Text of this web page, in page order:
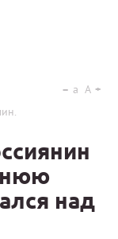
a A
над